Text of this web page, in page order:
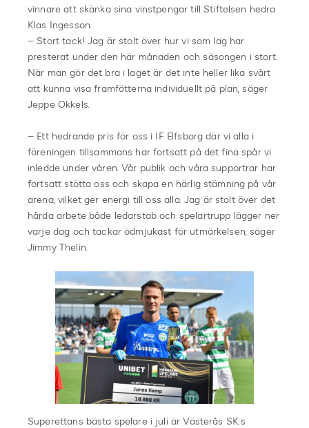
vinnare att skänka sina vinstpengar till Stiftelsen hedra
Klas Ingesson.
– Stort tack! Jag är stolt över hur vi som lag har
presterat under den här månaden och säsongen i stort.
När man gör det bra i laget är det inte heller lika svårt
att kunna visa framfötterna individuellt på plan, säger
Jeppe Okkels.
– Ett hedrande pris för oss i IF Elfsborg där vi alla i
föreningen tillsammans har fortsatt på det fina spår vi
inledde under våren. Vår publik och våra supportrar har
fortsatt stötta oss och skapa en härlig stämning på vår
arena, vilket ger energi till oss alla. Jag är stolt över det
hårda arbete både ledarstab och spelartrupp lägger ner
varje dag och tackar ödmjukast för utmärkelsen, säger
Jimmy Thelin.
Superettans bästa spelare i juli är Västerås SK:s